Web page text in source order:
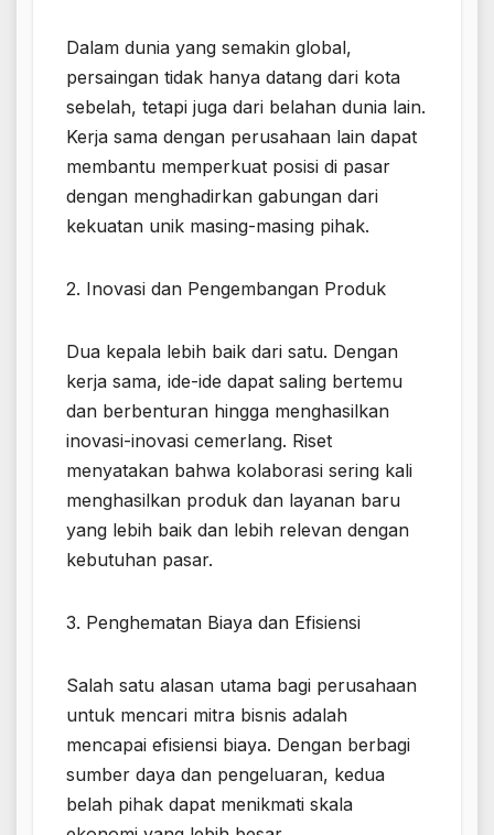
Dalam dunia yang semakin global,
persaingan tidak hanya datang dari kota
sebelah, tetapi juga dari belahan dunia lain.
Kerja sama dengan perusahaan lain dapat
membantu memperkuat posisi di pasar
dengan menghadirkan gabungan dari
kekuatan unik masing-masing pihak.
2. Inovasi dan Pengembangan Produk
Dua kepala lebih baik dari satu. Dengan
kerja sama, ide-ide dapat saling bertemu
dan berbenturan hingga menghasilkan
inovasi-inovasi cemerlang. Riset
menyatakan bahwa kolaborasi sering kali
menghasilkan produk dan layanan baru
yang lebih baik dan lebih relevan dengan
kebutuhan pasar.
3. Penghematan Biaya dan Efisiensi
Salah satu alasan utama bagi perusahaan
untuk mencari mitra bisnis adalah
mencapai efisiensi biaya. Dengan berbagi
sumber daya dan pengeluaran, kedua
belah pihak dapat menikmati skala